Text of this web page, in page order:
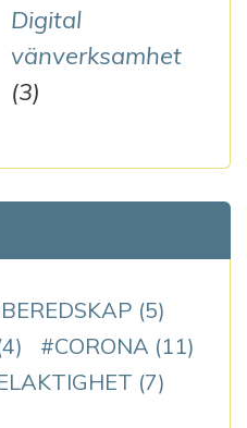
Digital
vänverksamhet
(3)
BEREDSKAP (5)
CORONA (11)
(7)